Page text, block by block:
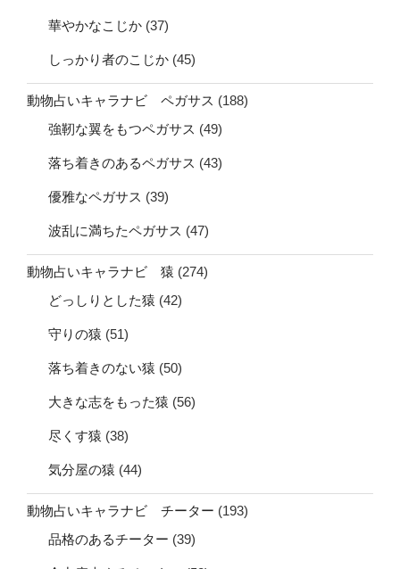
華やかなこじか (37)
しっかり者のこじか (45)
動物占いキャラナビ ペガサス (188)
強靭な翼をもつペガサス (49)
落ち着きのあるペガサス (43)
優雅なペガサス (39)
波乱に満ちたペガサス (47)
動物占いキャラナビ 猿 (274)
どっしりとした猿 (42)
守りの猿 (51)
落ち着きのない猿 (50)
大きな志をもった猿 (56)
尽くす猿 (38)
気分屋の猿 (44)
動物占いキャラナビ チーター (193)
品格のあるチーター (39)